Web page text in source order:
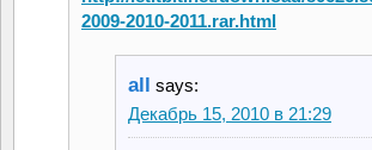
2009-2010-2011.rar.html
all says:
Декабрь 15, 2010 в 21:29